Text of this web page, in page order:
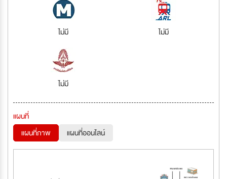
ไม่มี ไม่มี
ไม่มี
แผนที่
แผนที่ภาพ
แผนที่ออนไลน์